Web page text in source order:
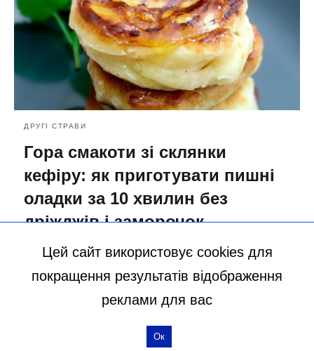
ДРУГІ СТРАВИ
Гора смакоти зі склянки
кефіру: як приготувати пишні
оладки за 10 хвилин без
дріжджів і заморочок
18.05.2023 15:47
більше статей
Цей сайт використовує cookies для
покращення результатів відображення
реклами для вас
Ок